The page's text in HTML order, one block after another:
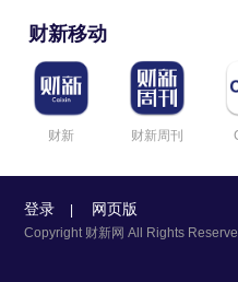
财新移动
财新 财新周刊
登录 | 网页版
Copyright 财新网 All Rights